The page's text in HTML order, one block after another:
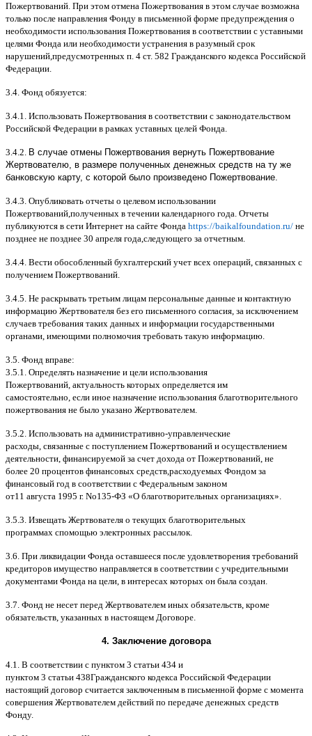
Пожертвований. При этом отмена Пожертвования в этом случае возможна
только после направления Фонду в письменной форме предупреждения о
необходимости использования Пожертвования в соответствии с уставными
целями Фонда или необходимости устранения в разумный срок
нарушений,предусмотренных п. 4 ст. 582 Гражданского кодекса Российской
Федерации.
3.4. Фонд обязуется:
3.4.1. Использовать Пожертвования в соответствии с законодательством
Российской Федерации в рамках уставных целей Фонда.
3.4.2. В случае отмены Пожертвования вернуть Пожертвование
Жертвователю, в размере полученных денежных средств на ту же
банковскую карту, с которой было произведено Пожертвование.
3.4.3. Опубликовать отчеты о целевом использовании
Пожертвований,полученных в течении календарного года. Отчеты
публикуются в сети Интернет на сайте Фонда https://baikalfoundation.ru/ не
позднее не позднее 30 апреля года,следующего за отчетным.
3.4.4. Вести обособленный бухгалтерский учет всех операций, связанных с
получением Пожертвований.
3.4.5. Не раскрывать третьим лицам персональные данные и контактную
информацию Жертвователя без его письменного согласия, за исключением
случаев требования таких данных и информации государственными
органами, имеющими полномочия требовать такую информацию.
3.5. Фонд вправе:
3.5.1. Определять назначение и цели использования
Пожертвований, актуальность которых определяется им
самостоятельно, если иное назначение использования благотворительного
пожертвования не было указано Жертвователем.
3.5.2. Использовать на административно-управленческие
расходы, связанные с поступлением Пожертвований и осуществлением
деятельности, финансируемой за счет дохода от Пожертвований, не
более 20 процентов финансовых средств,расходуемых Фондом за
финансовый год в соответствии с Федеральным законом
от11 августа 1995 г. No135-ФЗ «О благотворительных организациях».
3.5.3. Извещать Жертвователя o текущих благотворительных
программах cпомощью электронных рассылок.
3.6. При ликвидации Фонда оставшееся после удовлетворения требований
кредиторов имущество направляется в соответствии с учредительными
документами Фонда на цели, в интересах которых он была создан.
3.7. Фонд не несет перед Жертвователем иных обязательств, кроме
обязательств, указанных в настоящем Договоре.
4. Заключение договора
4.1. B соответствии с пунктом 3 статьи 434 и
пунктом 3 статьи 438Гражданского кодекса Российской Федерации
настоящий договор считается заключенным в письменной форме c момента
совершения Жертвователем действий по передаче денежных средств
Фонду.